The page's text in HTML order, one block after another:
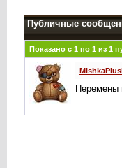
Публичные
Показано с 1 по 1из 1
Перемены